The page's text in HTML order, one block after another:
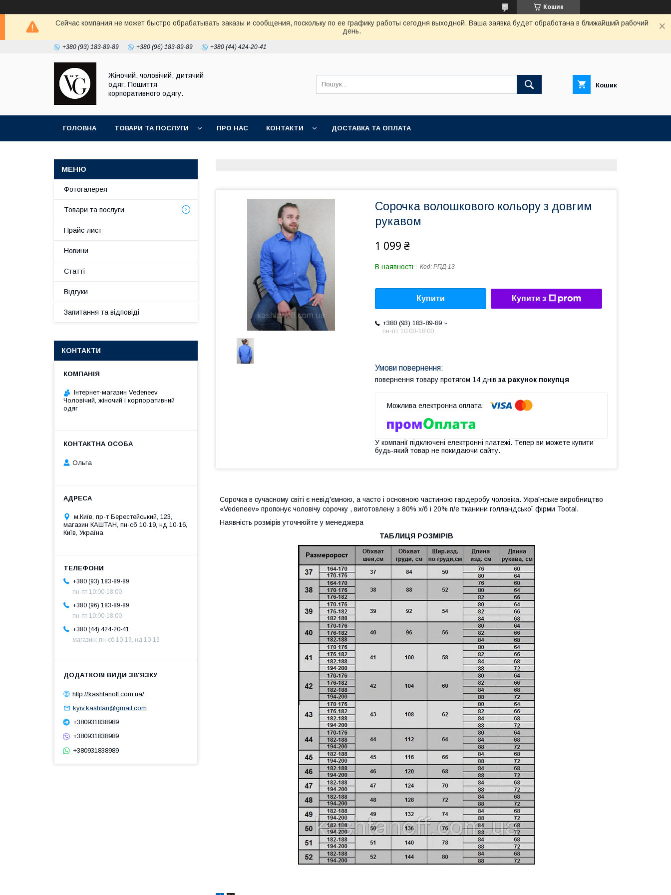
Кошик
Сейчас компания не может быстро обрабатывать заказы и сообщения, поскольку по ее графику работы сегодня выходной. Ваша заявка будет обработана в ближайший рабочий
день.
+380 (93) 183-89-89 +380 (96) 183-89-89 +380 (44) 424-20-41
Жіночий, чоловічий, дитячий
одяг. Пошиття
корпоративного одягу.
Кошик
ГОЛОВНА ТОВАРИ ТА ПОСЛУГИ ПРО НАС КОНТАКТИ ДОСТАВКА ТА ОПЛАТА
Сорочка волошкового кольору з довгим
рукавом
1 099 ₴
В наявності Код: РПД-13
Купити Купити з
+380 (93) 183-89-89
пн-пт 10:00-18:00
повернення товару протягом 14 днів за рахунок покупця
У компанії підключені електронні платежі. Тепер ви можете купити
будь-який товар не покидаючи сайту.
Сорочка в сучасному світі є невід'ємною, а часто і основною частиною гардеробу чоловіка. Українське виробництво
«Vedeneev» пропонує чоловічу сорочку , виготовлену з 80% х/б і 20% п/е тканини голландської фірми Tootal.
Наявність розмірів уточнюйте у менеджера
ТАБЛИЦЯ РОЗМІРІВ
Фотогалерея
Товари та послуги
Прайс-лист
Новини
Статті
Відгуки
Запитання та відповіді
КОНТАКТИ
Інтернет-магазин Vedeneev
Чоловічий, жіночий і корпоративний
одяг
Ольга
м.Київ, пр-т Берестейський, 123,
магазин КАШТАН, пн-сб 10-19, нд 10-16,
Київ, Україна
+380 (93) 183-89-89
пн-пт 10:00-18:00
+380 (96) 183-89-89
пн-пт 10:00-18:00
+380 (44) 424-20-41
магазин: пн-сб 10-19, нд 10-16
http://kashtanoff.com.ua/
kyiv.kashtan@gmail.com
+380931838989
+380931838989
+380931838989